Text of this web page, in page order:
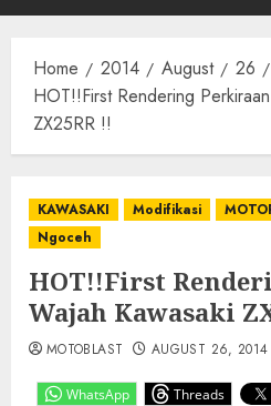
Menu
Home 2014 August
26
HOT!!First Rendering
ZX25RR !!
KAWASAKI Modifikasi
Ngoceh
HOT!!First
Wajah Kawasaki
WhatsApp Threads
MOTOBLAST AUGUST 26, 2014